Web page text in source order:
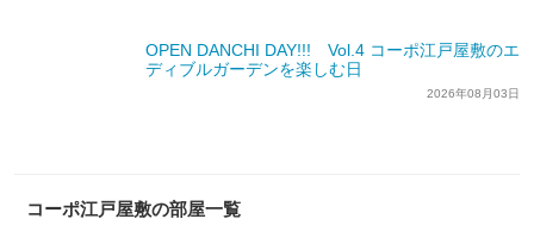
OPEN DANCHI DAY!!! Vol.4 コーポ江戸屋敷のエ
ディブルガーデンを楽しむ日
2026年08月03日
コーポ江戸屋敷の部屋一覧